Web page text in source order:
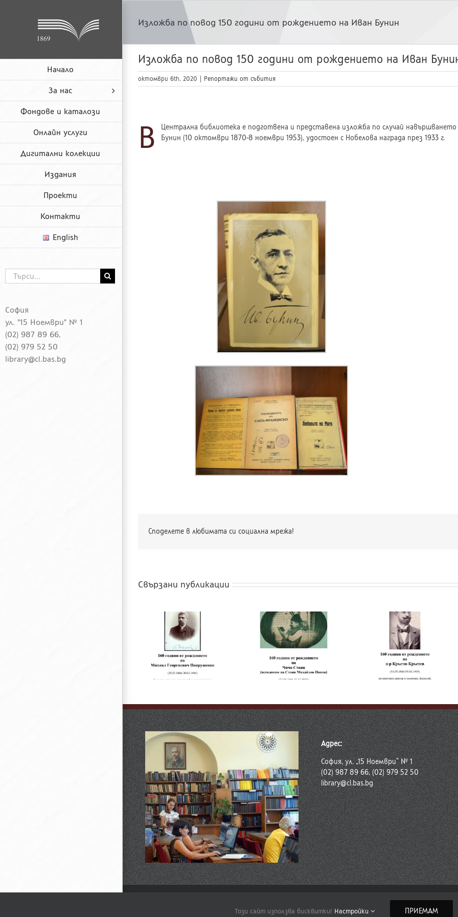
Начало
За нас
Фондове и каталози
Онлайн услуги
Дигитални колекции
Издания
Проекти
Контакти
English
София
ул. "15 Ноември" № 1
(02) 987 89 66,
(02) 979 52 50
library@cl.bas.bg
Търсене
...
Изложба по повод 150 години от рождението на Иван Бунин
Изложба по повод 150 години от рождението на Иван
октомври 6th, 2020 Репортажи от събития
В
Централна библиотека е подготвена и представена изложба по случай
Бунин (10 октомври 1870-8 ноември 1953), удостоен с Нобелова награда през 1933 г.
Споделете в любимата си социална мрежа!
Свързани публикации
160 години от
рождението на
Чичо Стоян
(псевдоним на
Стоян Михайлов
160 години от
рождението на д-р
Кръстю Кръстев
180 години от
рождението на
Хенрик Сенкевич
Адрес:
София, ул. „15 Ноември“ № 1
(02) 987 89 66, (02) 979 52 50
library@cl.bas.bg
Политика за защита на личните данни на физически лица и политика за употреба на бисквитки
Този сайт използва бисквитки! Настройки ПРИЕМАМ